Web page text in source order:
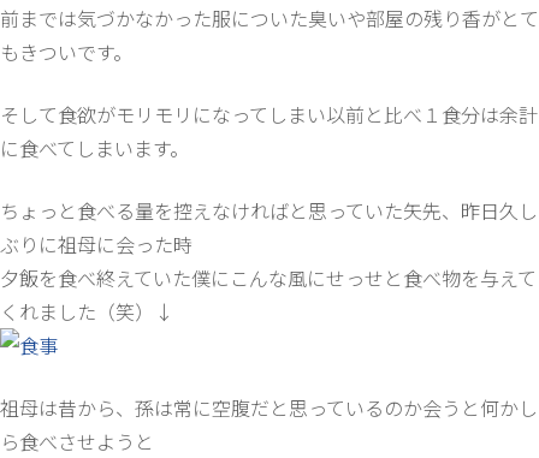
前までは気づかなかった服についた臭いや部屋の残り香がとて
もきついです。
そして食欲がモリモリになってしまい以前と比べ１食分は余計
に食べてしまいます。
ちょっと食べる量を控えなければと思っていた矢先、昨日久し
ぶりに祖母に会った時
夕飯を食べ終えていた僕にこんな風にせっせと食べ物を与えて
くれました（笑）↓
祖母は昔から、孫は常に空腹だと思っているのか会うと何かし
ら食べさせようと